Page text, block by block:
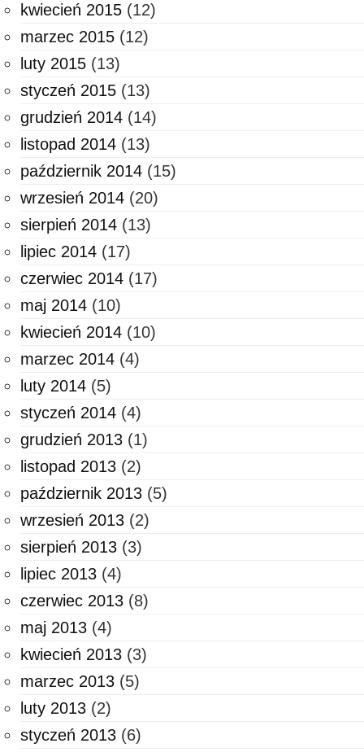
kwiecień 2015 (12)
marzec 2015 (12)
luty 2015 (13)
styczeń 2015 (13)
grudzień 2014 (14)
listopad 2014 (13)
październik 2014 (15)
wrzesień 2014 (20)
sierpień 2014 (13)
lipiec 2014 (17)
czerwiec 2014 (17)
maj 2014 (10)
kwiecień 2014 (10)
marzec 2014 (4)
luty 2014 (5)
styczeń 2014 (4)
grudzień 2013 (1)
listopad 2013 (2)
październik 2013 (5)
wrzesień 2013 (2)
sierpień 2013 (3)
lipiec 2013 (4)
czerwiec 2013 (8)
maj 2013 (4)
kwiecień 2013 (3)
marzec 2013 (5)
luty 2013 (2)
styczeń 2013 (6)